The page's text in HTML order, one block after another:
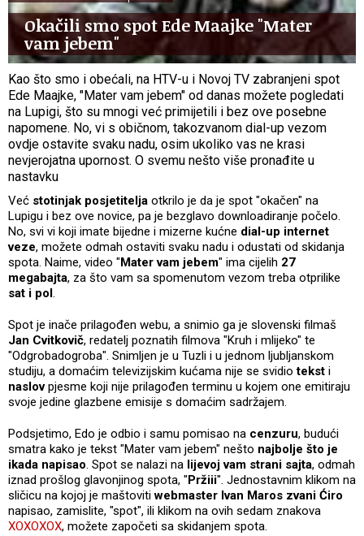
Okačili smo spot Ede Maajke "Mater
vam jebem"
Kao što smo i obećali, na HTV-u i Novoj TV zabranjeni spot
Ede Maajke, "Mater vam jebem" od danas možete pogledati
na Lupigi, što su mnogi već primijetili i bez ove posebne
napomene. No, vi s običnom, takozvanom dial-up vezom
ovdje ostavite svaku nadu, osim ukoliko vas ne krasi
nevjerojatna upornost. O svemu nešto više pronađite u
nastavku
Već stotinjak posjetitelja otkrilo je da je spot "okačen" na
Lupigu i bez ove novice, pa je bezglavo downloadiranje počelo.
No, svi vi koji imate bijedne i mizerne kućne dial-up internet
veze, možete odmah ostaviti svaku nadu i odustati od skidanja
spota. Naime, video "Mater vam jebem" ima cijelih 27
megabajta, za što vam sa spomenutom vezom treba otprilike
sat i pol.
Spot je inače prilagođen webu, a snimio ga je slovenski filmaš
Jan Cvitkovič, redatelj poznatih filmova "Kruh i mlijeko" te
"Odgrobadogroba". Snimljen je u Tuzli i u jednom ljubljanskom
studiju, a domaćim televizijskim kućama nije se svidiotekst i
naslovpjesme koji nije prilagođen terminu u kojem one emitiraju
svoje jedine glazbene emisije s domaćim sadržajem.
Podsjetimo, Edo je odbio i samu pomisao na cenzuru, budući
smatra kako je tekst "Mater vam jebem" nešto najbolje što je
ikada napisao. Spot se nalazi na lijevoj vam strani sajta, odmah
iznad prošlog glavonjinog spota, "Pržiii". Jednostavnim klikom na
sličicu na kojoj je maštovitiwebmaster Ivan Maros zvani Ćiro
napisao, zamislite, "spot", ili klikom na ovih sedam znakova
XOXOXOX, možete započeti sa skidanjem spota.